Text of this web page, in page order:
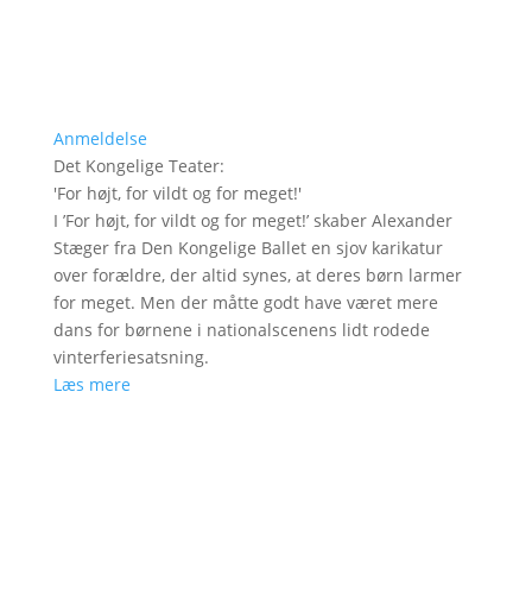
Anmeldelse
Det Kongelige Teater:
'For højt, for vildt og for meget!'
I ’For højt, for vildt og for meget!’ skaber Alexander
Stæger fra Den Kongelige Ballet en sjov karikatur
over forældre, der altid synes, at deres børn larmer
for meget. Men der måtte godt have været mere
dans for børnene i nationalscenens lidt rodede
vinterferiesatsning.
Læs mere